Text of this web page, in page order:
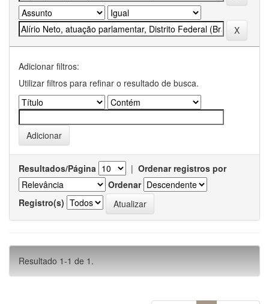
Adicionar filtros:
Utilizar filtros para refinar o resultado de busca.
Resultados/Página | Ordenar registros por
Ordenar
Registro(s)
Resultado 1-1 de 1.